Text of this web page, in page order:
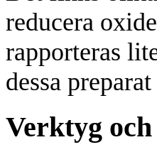
reducera
rapporteras
dessa
Verktyg